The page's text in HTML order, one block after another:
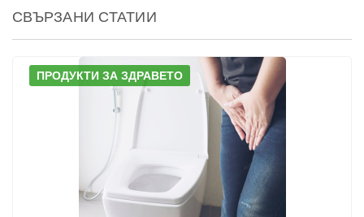
СВЪРЗАНИ СТАТИИ
ПРОДУКТИ ЗА ЗДРАВЕТО